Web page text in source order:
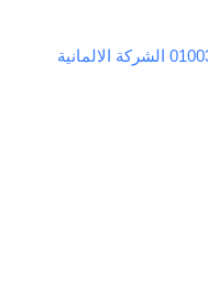
مكافحة الحشرات في القاهرة 01003143029 الشركة الالمانية